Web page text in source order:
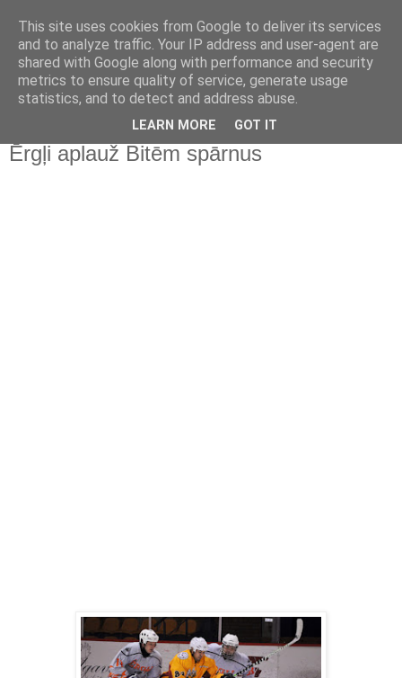
Ērgļi aplauž Bitēm spārnus
This site uses cookies from Google to deliver its services
and to analyze traffic. Your IP address and user-agent are
shared with Google along with performance and security
metrics to ensure quality of service, generate usage
statistics, and to detect and address abuse.
LEARN MORE GOT IT